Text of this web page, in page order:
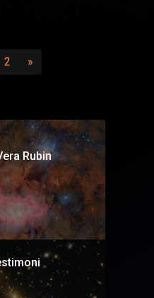
2 (vai a pagina 2)
»
Rubin